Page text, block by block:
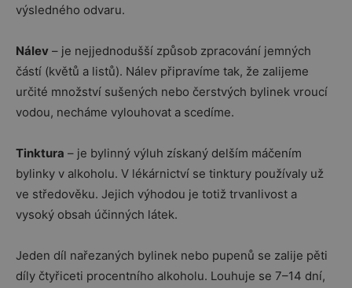
výsledného odvaru.
Nálev – je nejjednodušší způsob zpracování jemných
částí (květů a listů). Nálev připravíme tak, že zalijeme
určité množství sušených nebo čerstvých bylinek vroucí
vodou, necháme vylouhovat a scedíme.
Tinktura – je bylinný výluh získaný delším máčením
bylinky v alkoholu. V lékárnictví se tinktury používaly už
ve středověku. Jejich výhodou je totiž trvanlivost a
vysoký obsah účinných látek.
Jeden díl nařezaných bylinek nebo pupenů se zalije pěti
díly čtyřiceti procentního alkoholu. Louhuje se 7–14 dní,